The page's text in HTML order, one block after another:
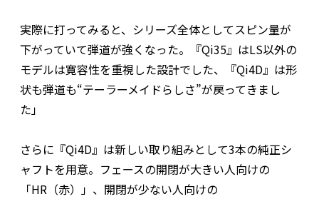
実際に打ってみると、シリーズ全体としてスピン量が
下がっていて弾道が強くなった。『Qi35』はLS以外の
モデルは寛容性を重視した設計でした、『Qi4D』は形
状も弾道も“テーラーメイドらしさ”が戻ってきまし
た」
さらに『Qi4D』は新しい取り組みとして3本の純正シ
ャフトを用意。フェースの開閉が大きい人向けの
「HR（赤）」、開閉が少ない人向けの